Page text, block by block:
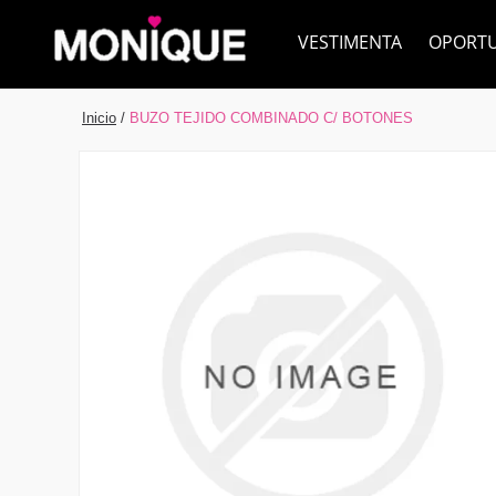
VESTIMENTA
Inicio / BUZO TEJIDO COMBINADO C/ BOTONES